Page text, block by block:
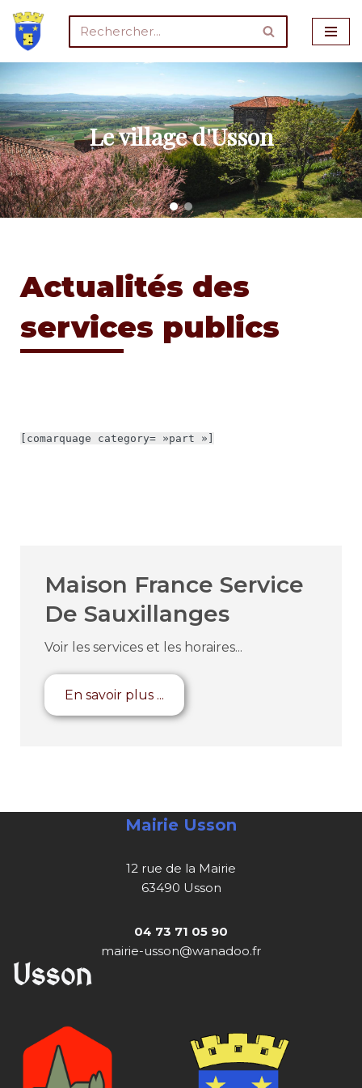
Aller
au
contenu
Le village d'Usson
Actualités des
services publics
[comarquage category= »part »]
Maison France Service
De Sauxillanges
Voir les services et les horaires...
En savoir plus ...
Mairie Usson
12 rue de la Mairie
63490 Usson
04 73 71 05 90
mairie-usson@wanadoo.fr
Usson